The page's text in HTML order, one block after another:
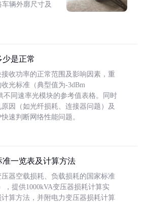
辆外廓尺寸及
是正常
收功率的正常范围及影响因素，重
光标准（典型值为-3dBm
不同速率光模块的参考值表格。同时
因（如光纤损耗、连接器问题）及
速判断网络性能问题。
一览表及计算方法
器空载损耗、负载损耗的国家标准
，提供1000kVA变压器损耗计算实
算方法，并附电力变压器损耗计算